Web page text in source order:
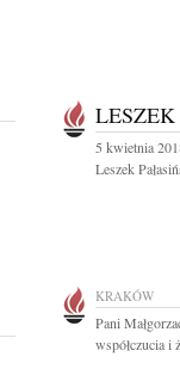
5 kwietnia
Leszek
KRAKÓW
Pani
współczucia i